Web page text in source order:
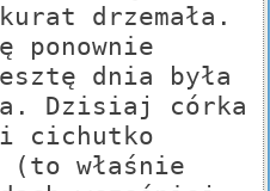
drzemała.
ponownie
dnia była
Dzisiaj córka
cichutko
(to właśnie